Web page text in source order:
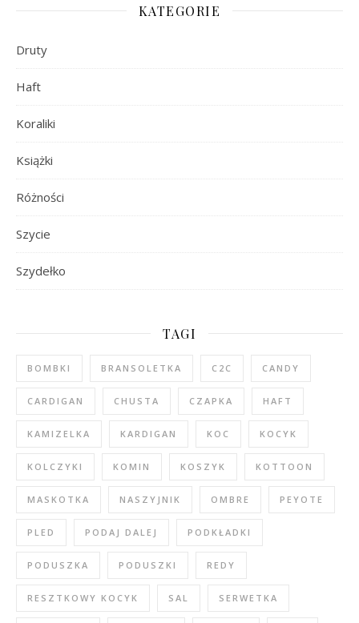
KATEGORIE
Druty
Haft
Koraliki
Książki
Różności
Szycie
Szydełko
TAGI
BOMBKI BRANSOLETKA C2C CANDY
CARDIGAN CHUSTA CZAPKA HAFT
KAMIZELKA KARDIGAN KOC KOCYK
KOLCZYKI KOMIN KOSZYK KOTTOON
MASKOTKA NASZYJNIK OMBRE PEYOTE
PLED PODAJ DALEJ PODKŁADKI
PODUSZKA PODUSZKI REDY
RESZTKOWY KOCYK SAL SERWETKA